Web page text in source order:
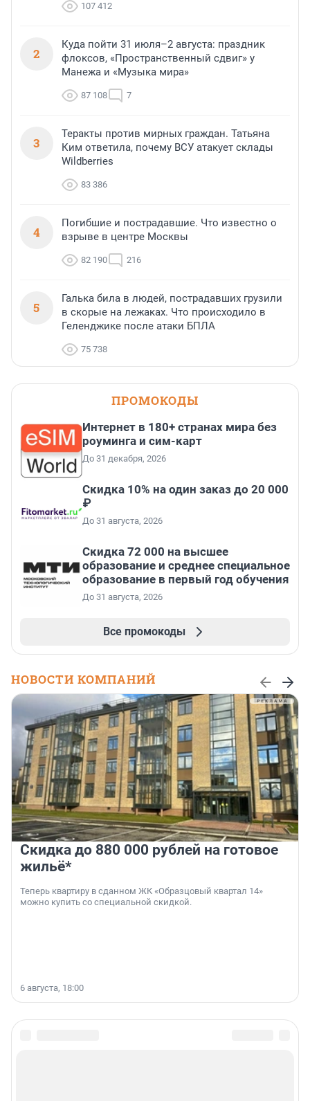
107 412
2
Куда пойти 31 июля–2 августа: праздник
флоксов, «Пространственный сдвиг» у
Манежа и «Музыка мира»
87 108 7
3
Теракты против мирных граждан. Татьяна
Ким ответила, почему ВСУ атакует склады
Wildberries
83 386
4
Погибшие и пострадавшие. Что известно о
взрыве в центре Москвы
82 190 216
5
Галька била в людей, пострадавших грузили
в скорые на лежаках. Что происходило в
Геленджике после атаки БПЛА
75 738
ПРОМОКОДЫ
Интернет в 180+ странах мира без
роуминга и сим-карт
До 31 декабря, 2026
Скидка 10% на один заказ до 20 000
₽
До 31 августа, 2026
Скидка 72 000 на высшее
образование и среднее специальное
образование в первый год обучения
До 31 августа, 2026
Все промокоды
НОВОСТИ КОМПАНИЙ
Скидка до 880 000 рублей на готовое
жильё*
Теперь квартиру в сданном ЖК «Образцовый квартал 14»
можно купить со специальной скидкой.
6 августа, 18:00